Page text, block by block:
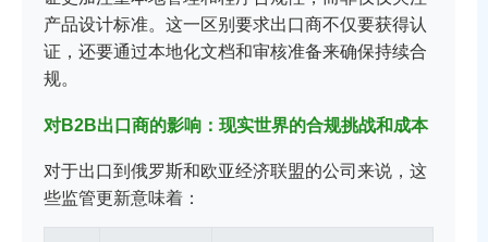
产品设计标准。这一区别要求出口商不仅要获得认
证，还要通过本地化文档和审核准备来确保持续合
规。
对B2B出口商的影响：现实世界的合规挑战和成本
对于出口到俄罗斯和欧亚经济联盟的公司来说，这
些监管更新意味着：